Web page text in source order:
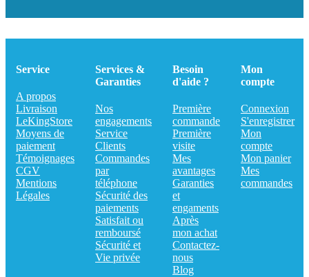
Service
A propos
Livraison
LeKingStore
Moyens de
paiement
Témoignages
CGV
Mentions
Légales
Services &
Garanties
Nos
engagements
Service
Clients
Commandes
par
téléphone
Sécurité des
paiements
Satisfait ou
remboursé
Sécurité et
Vie privée
Besoin
d'aide ?
Première
commande
Première
visite
Mes
avantages
Garanties
et
engaments
Après
mon achat
Contactez-
nous
Blog
Mon
compte
Connexion
S'enregistrer
Mon
compte
Mon panier
Mes
commandes